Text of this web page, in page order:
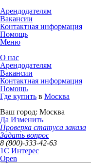
Арендодателям
Вакансии
Контактная информация
Помощь
Меню
О нас
Арендодателям
Вакансии
Контактная информация
Помощь
Где купить в Москва
Ваш город: Москва
Да Изменить
Проверка статуса заказа
Задать вопрос
8 (800)-333-42-63
1C Интерес
Open